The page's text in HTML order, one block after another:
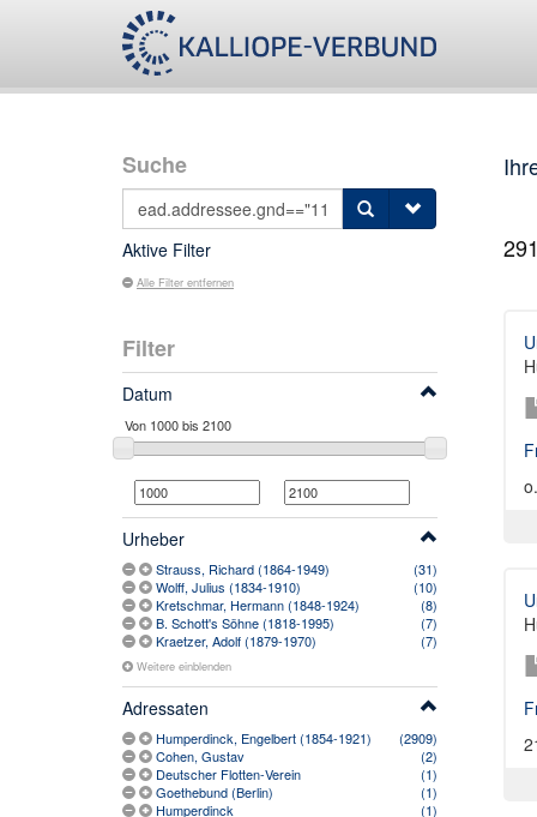
Suche
Aktive Filter
Alle Filter entfernen
Filter
Datum
Urheber
Strauss, Richard (1864-1949)
(31)
Wolff, Julius (1834-1910)
(10)
Kretschmar, Hermann (1848-1924)
(8)
B. Schott's Söhne (1818-1995)
(7)
Kraetzer, Adolf (1879-1970)
(7)
Weitere einblenden
Adressaten
Humperdinck, Engelbert (1854-1921)
(2909)
Cohen, Gustav
(2)
Deutscher Flotten-Verein
(1)
Goethebund (Berlin)
(1)
Humperdinck
(1)